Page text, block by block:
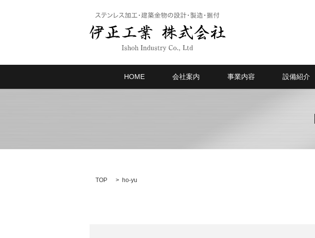
HOME 会社案内 事業内容 設備紹介
TOP ho-yu